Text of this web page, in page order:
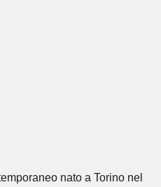
nato a Torino nel